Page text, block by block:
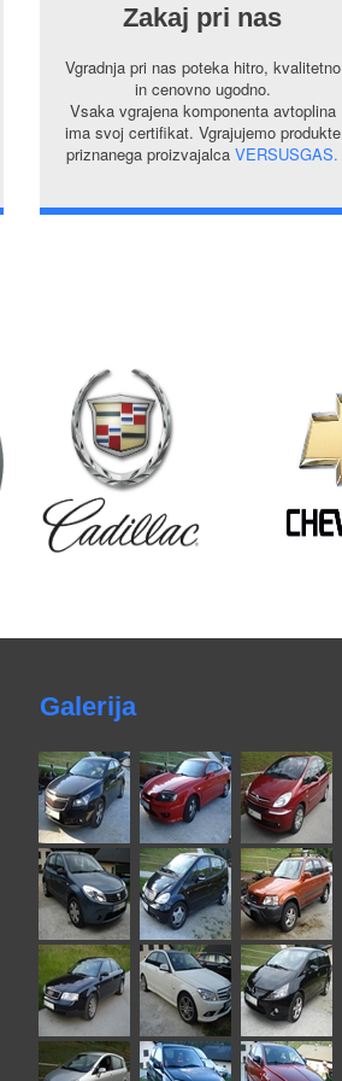
Zakaj pri nas
Vgradnja pri nas poteka hitro, kvalitetno
in cenovno ugodno.
Vsaka vgrajena komponenta avtoplina
ima svoj certifikat. Vgrajujemo produkte
priznanega proizvajalca VERSUSGAS.
Galerija